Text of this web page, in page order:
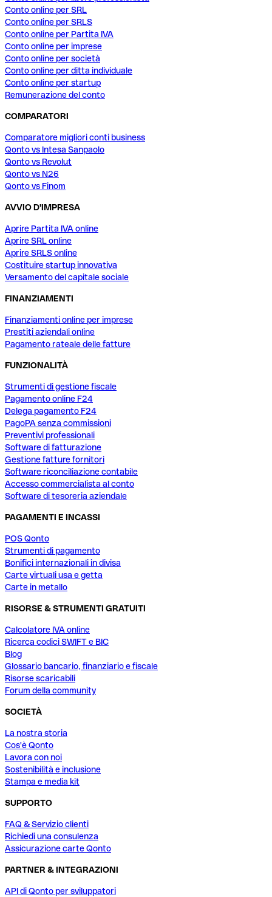
Conto online per SRL
Conto online per SRLS
Conto online per Partita IVA
Conto online per imprese
Conto online per società
Conto online per ditta individuale
Conto online per startup
Remunerazione del conto
COMPARATORI
Comparatore migliori conti business
Qonto vs Intesa Sanpaolo
Qonto vs Revolut
Qonto vs N26
Qonto vs Finom
AVVIO D'IMPRESA
Aprire Partita IVA online
Aprire SRL online
Aprire SRLS online
Costituire startup innovativa
Versamento del capitale sociale
FINANZIAMENTI
Finanziamenti online per imprese
Prestiti aziendali online
Pagamento rateale delle fatture
FUNZIONALITÀ
Strumenti di gestione fiscale
Pagamento online F24
Delega pagamento F24
PagoPA senza commissioni
Preventivi professionali
Software di fatturazione
Gestione fatture fornitori
Software riconciliazione contabile
Accesso commercialista al conto
Software di tesoreria aziendale
PAGAMENTI E INCASSI
POS Qonto
Strumenti di pagamento
Bonifici internazionali in divisa
Carte virtuali usa e getta
Carte in metallo
RISORSE & STRUMENTI GRATUITI
Calcolatore IVA online
Ricerca codici SWIFT e BIC
Blog
Glossario bancario, finanziario e fiscale
Risorse scaricabili
Forum della community
SOCIETÀ
La nostra storia
Cos'è Qonto
Lavora con noi
Sostenibilità e inclusione
Stampa e media kit
SUPPORTO
FAQ & Servizio clienti
Richiedi una consulenza
Assicurazione carte Qonto
PARTNER & INTEGRAZIONI
API di Qonto per sviluppatori